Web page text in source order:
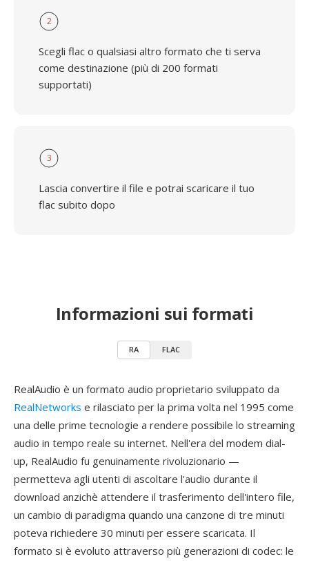
2
Scegli flac o qualsiasi altro formato che ti serva
come destinazione (più di 200 formati
supportati)
3
Lascia convertire il file e potrai scaricare il tuo
flac subito dopo
Informazioni sui formati
RA FLAC
RealAudio è un formato audio proprietario sviluppato da
RealNetworks e rilasciato per la prima volta nel 1995 come
una delle prime tecnologie a rendere possibile lo streaming
audio in tempo reale su internet. Nell'era del modem dial-
up, RealAudio fu genuinamente rivoluzionario —
permetteva agli utenti di ascoltare l'audio durante il
download anzichè attendere il trasferimento dell'intero file,
un cambio di paradigma quando una canzone di tre minuti
poteva richiedere 30 minuti per essere scaricata. Il
formato si è evoluto attraverso più generazioni di codec: le